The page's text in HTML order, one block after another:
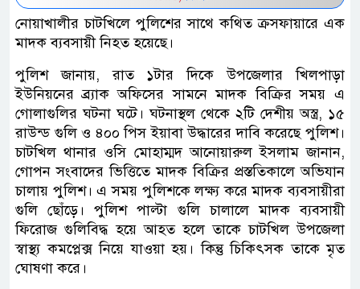
নোয়াখালীর চাটখিলে পুলিশের সাথে কথিত ক্রসফায়ারে এক
মাদক ব্যবসায়ী নিহত হয়েছে।
পুলিশ জানায়, রাত ১টার দিকে উপজেলার খিলপাড়া
ইউনিয়নের ব্র্যাক অফিসের সামনে মাদক বিক্রির সময় এ
গোলাগুলির ঘটনা ঘটে। ঘটনাস্থল থেকে ২টি দেশীয় অস্ত্র, ১৫
রাউন্ড গুলি ও ৪০০ পিস ইয়াবা উদ্ধারের দাবি করেছে পুলিশ।
চাটখিল থানার ওসি মোহাম্মদ আনোয়ারুল ইসলাম জানান,
গোপন সংবাদের ভিত্তিতে মাদক বিক্রির প্রস্ততিকালে অভিযান
চালায় পুলিশ। এ সময় পুলিশকে লক্ষ্য করে মাদক ব্যবসায়ীরা
গুলি ছোঁড়ে। পুলিশ পাল্টা গুলি চালালে মাদক ব্যবসায়ী
ফিরোজ গুলিবিদ্ধ হয়ে আহত হলে তাকে চাটখিল উপজেলা
স্বাস্থ্য কমপ্লেক্স নিয়ে যাওয়া হয়। কিন্তু চিকিৎসক তাকে মৃত
ঘোষণা করে।